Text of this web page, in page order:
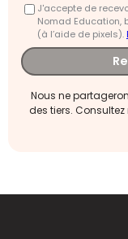
J'accepte de
Nomad Education,
(à l’aide de pixels).
Nous ne
des tiers. Consultez